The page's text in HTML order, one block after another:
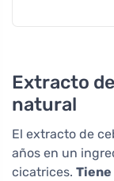
Extracto
natural
El extracto de
años en un
cicatrices.